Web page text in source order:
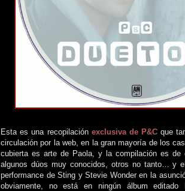
Esta es una recopilación exclusiva de P&C que
circulación por la web, en la gran mayoría de los
cubierta es arte de Paola, y la compilación es de
algunos dúos muy conocidos, otros no tanto… y
performance de Sting y Stevie Wonder en la
obviamente, no está en ningún álbum